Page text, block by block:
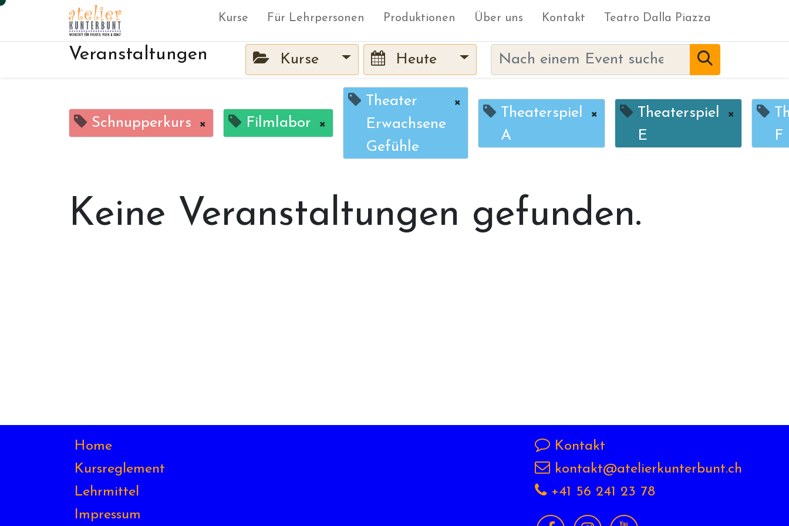
Kurse Für Lehrpersonen Produktionen Über uns Kontakt Teatro Dalla Piazza
Veranstaltungen Kurse Heute
Schnupperkurs × Filmlabor ×
Theater
Erwachsene
Gefühle
×
Theaterspiel
A
×
Theaterspiel
E
×
F
Keine Veranstaltungen gefunden.
Home
Kursreglement
Lehrmittel
Impressum
Kontakt
kontakt@atelierkunterbunt.ch
+41 56 241 23 78